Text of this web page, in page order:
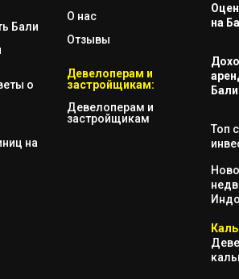
Бали
о
на
О нас
Отзывы
Девелоперам и
застройщикам:
Девелоперам и
застройщикам
на
Бали
Топ